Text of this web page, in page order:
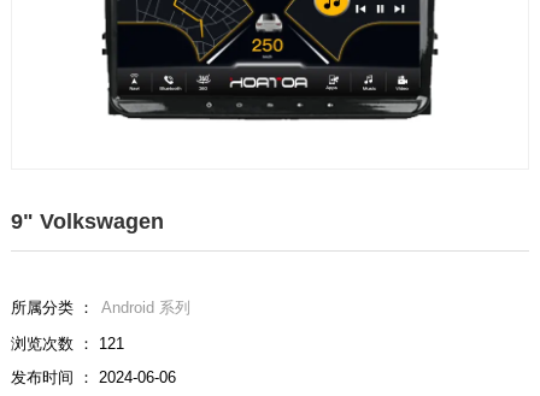
9" Volkswagen
所属分类 ：
Android 系列
浏览次数 ： 121
发布时间 ： 2024-06-06